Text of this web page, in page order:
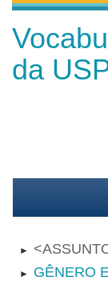
da
►
► GÊNERO